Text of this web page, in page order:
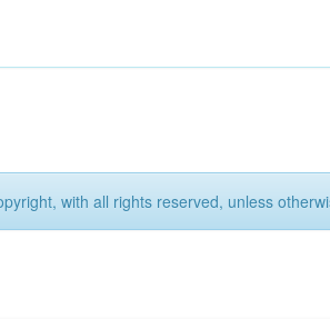
with all rights reserved, unless